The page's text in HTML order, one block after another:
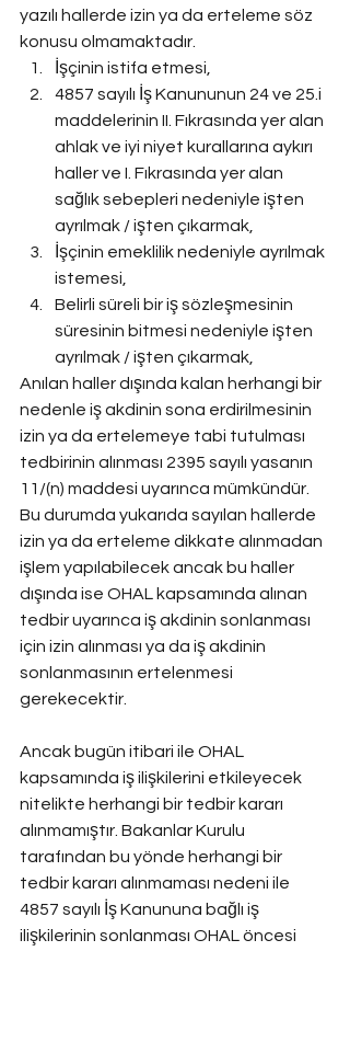
yazılı hallerde izin ya da erteleme söz
konusu olmamaktadır.
İşçinin istifa etmesi,
4857 sayılı İş Kanununun 24 ve 25.i
maddelerinin II. Fıkrasında yer alan
ahlak ve iyi niyet kurallarına aykırı
haller ve I. Fıkrasında yer alan
sağlık sebepleri nedeniyle işten
ayrılmak / işten çıkarmak,
İşçinin emeklilik nedeniyle ayrılmak
istemesi,
Belirli süreli bir iş sözleşmesinin
süresinin bitmesi nedeniyle işten
ayrılmak / işten çıkarmak,
Anılan haller dışında kalan herhangi bir
nedenle iş akdinin sona erdirilmesinin
izin ya da ertelemeye tabi tutulması
tedbirinin alınması 2395 sayılı yasanın
11/(n) maddesi uyarınca mümkündür.
Bu durumda yukarıda sayılan hallerde
izin ya da erteleme dikkate alınmadan
işlem yapılabilecek ancak bu haller
dışında ise OHAL kapsamında alınan
tedbir uyarınca iş akdinin sonlanması
için izin alınması ya da iş akdinin
sonlanmasının ertelenmesi
gerekecektir.
Ancak bugün itibari ile OHAL
kapsamında iş ilişkilerini etkileyecek
nitelikte herhangi bir tedbir kararı
alınmamıştır. Bakanlar Kurulu
tarafından bu yönde herhangi bir
tedbir kararı alınmaması nedeni ile
4857 sayılı İş Kanununa bağlı iş
ilişkilerinin sonlanması OHAL öncesi